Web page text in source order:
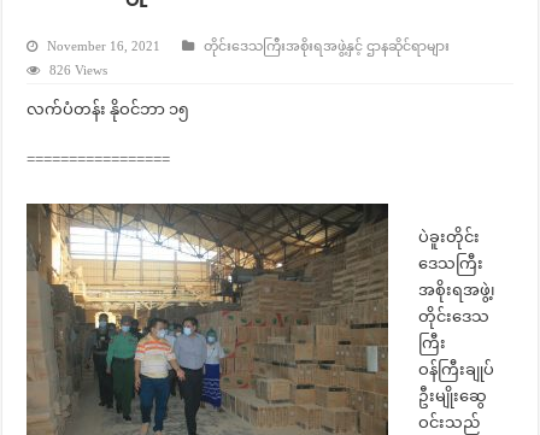
November 16, 2021
တိုင်းဒေသကြီးအစိုးရအဖွဲ့နှင့် ဌာနဆိုင်ရာများ
826 Views
လက်ပံတန်း နိုဝင်ဘာ ၁၅
=================
ပဲခူးတိုင်း
ဒေသကြီး
အစိုးရအဖွဲ့၊
တိုင်းဒေသ
ကြီး
ဝန်ကြီးချုပ်
ဦးမျိုးဆွေ
ဝင်းသည်